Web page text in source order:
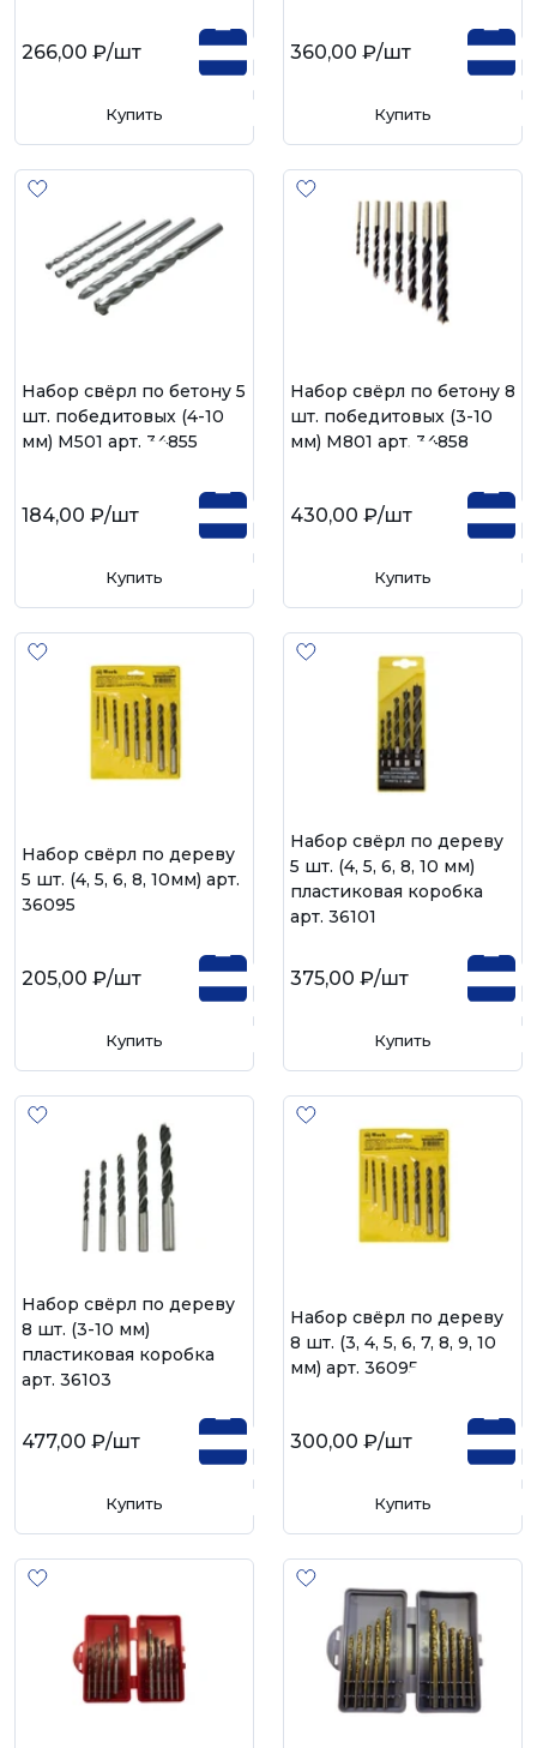
266,00 ₽/шт
Купить
360,00 ₽/шт
Купить
Набор свёрл по бетону 5
шт. победитовых (4-10
мм) М501 арт. 34855
184,00 ₽/шт
Купить
Набор свёрл по бетону 8
шт. победитовых (3-10
мм) М801 арт. 34858
430,00 ₽/шт
Купить
Набор свёрл по дереву
5 шт. (4, 5, 6, 8, 10мм) арт.
36095
205,00 ₽/шт
Купить
Набор свёрл по дереву
5 шт. (4, 5, 6, 8, 10 мм)
пластиковая коробка
арт. 36101
375,00 ₽/шт
Купить
Набор свёрл по дереву
8 шт. (3-10 мм)
пластиковая коробка
арт. 36103
477,00 ₽/шт
Купить
Набор свёрл по дереву
8 шт. (3, 4, 5, 6, 7, 8, 9, 10
мм) арт. 36095
300,00 ₽/шт
Купить